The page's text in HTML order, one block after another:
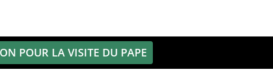
POUR LA VISITE DU PAPE